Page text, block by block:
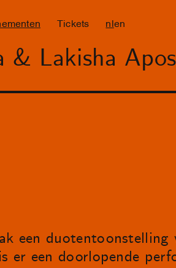
Tickets nl en
& Lakisha
een duotentoonstelling
een doorlopende